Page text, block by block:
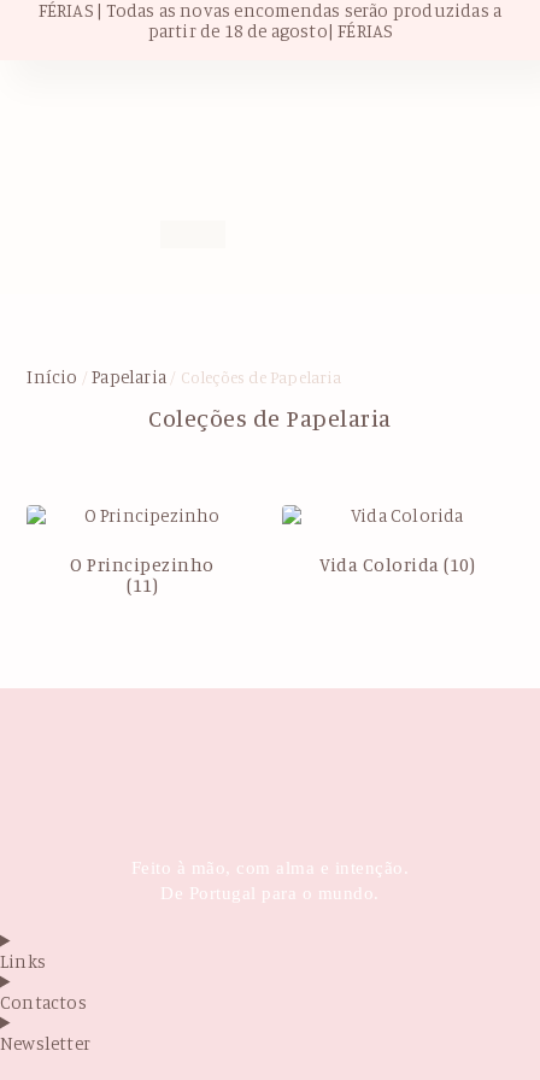
FÉRIAS | Todas as novas encomendas serão produzidas a
partir de 18 de agosto| FÉRIAS
Início /Papelaria / Coleções de Papelaria
Coleções de Papelaria
O Principezinho
(11)
Vida Colorida(10)
Feito à mão, com alma e intenção.
De Portugal para o mundo.
Links
Contactos
Newsletter